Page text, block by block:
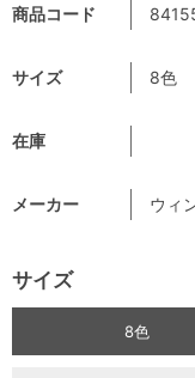
商品コード
サイズ 8色
在庫
メーカー ウィ
サイズ
8色